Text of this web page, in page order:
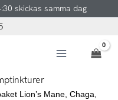
skickas samma dag
Lion’s Mane, Chaga,